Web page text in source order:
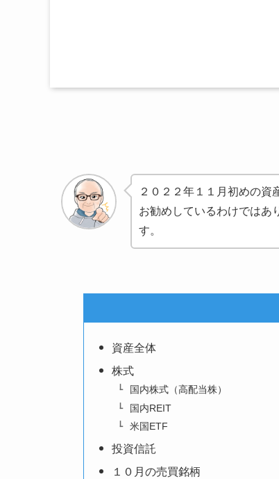
２０２２年１１月初めの資
お勧めしているわけではあ
す。
資産全体
株式
国内株式（高配当株）
国内REIT
米国ETF
投資信託
１０月の売買銘柄